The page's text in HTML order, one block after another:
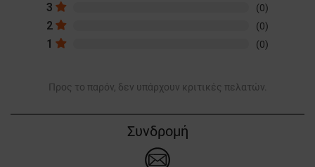
3 (0)
2 (0)
1 (0)
Προς το παρόν, δεν υπάρχουν κριτικές πελατών.
Συνδρομή